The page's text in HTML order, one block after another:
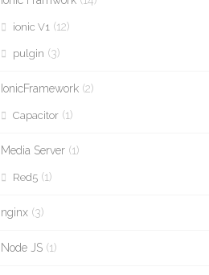
ionic V1 (12)
pulgin (3)
IonicFramework (2)
Capacitor (1)
Media Server (1)
Red5 (1)
nginx (3)
Node JS (1)